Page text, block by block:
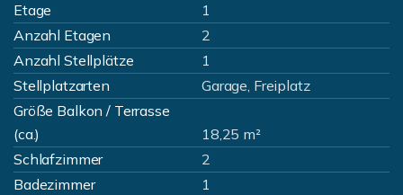
Etage
1
Anzahl Etagen
2
Anzahl Stellplätze
1
Stellplatzarten
Garage, Freiplatz
Größe Balkon / Terrasse
(ca.)
18,25 m²
Schlafzimmer
2
Badezimmer
1